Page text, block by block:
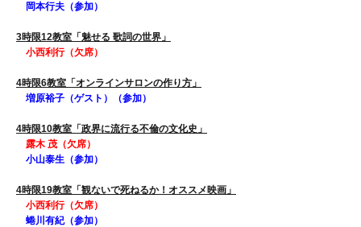
岡本行夫（参加）
3時限12教室「魅せる 歌詞の世界」
小西利行（欠席）
4時限6教室「オンラインサロンの作り方」
増原裕子（ゲスト）（参加）
4時限10教室「政界に流行る不倫の文化史」
露木 茂（欠席）
小山泰生（参加）
4時限19教室「観ないで死ねるか！オススメ映画」
小西利行（欠席）
蜷川有紀（参加）